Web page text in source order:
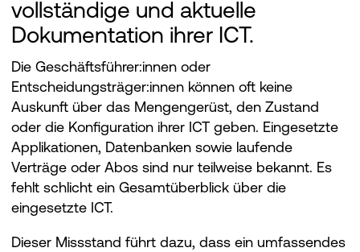
vollständige und aktuelle
Dokumentation ihrer ICT.
Die Geschäftsführer:innen oder
Entscheidungsträger:innen können oft keine
Auskunft über das Mengengerüst, den Zustand
oder die Konfiguration ihrer ICT geben. Eingesetzte
Applikationen, Datenbanken sowie laufende
Verträge oder Abos sind nur teilweise bekannt. Es
fehlt schlicht ein Gesamtüberblick über die
eingesetzte ICT.
Dieser Missstand führt dazu, dass ein umfassendes